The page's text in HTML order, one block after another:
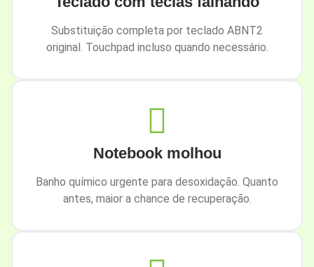
Substituição completa por teclado ABNT2
original. Touchpad incluso quando necessário.
Notebook molhou
Banho químico urgente para desoxidação. Quanto
antes, maior a chance de recuperação.